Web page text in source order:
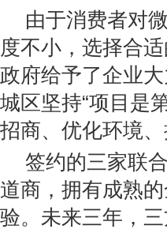
由于消费者对
度不小，选择合
政府给予了企业
城区坚持“项目是
招商、优化环境
签约的三家联
道商，拥有成熟
验。未来三年，